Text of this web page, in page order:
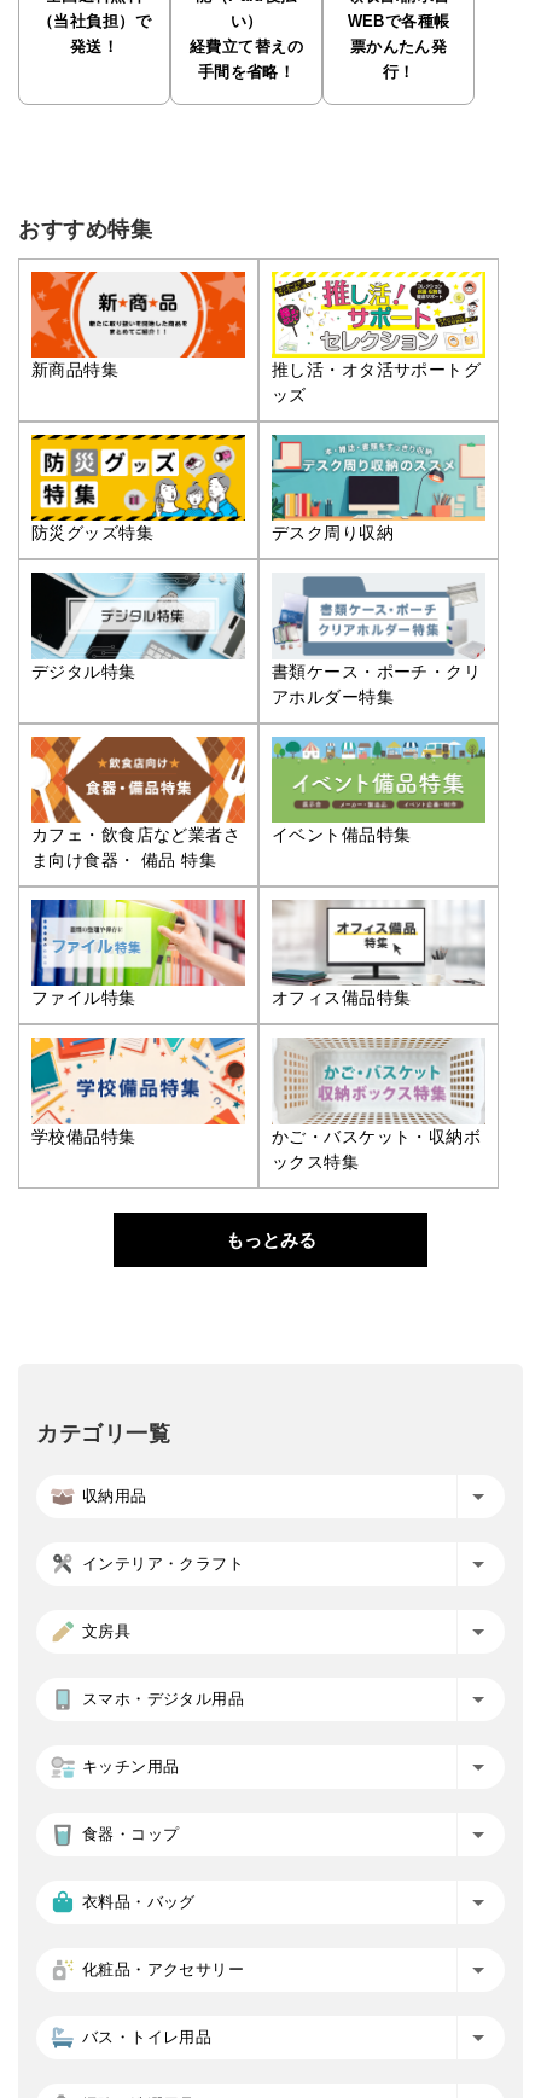
（当社負担）で
発送！
い）
経費立て替えの
手間を省略！
WEBで各種帳
票かんたん発
行！
おすすめ特集
新商品特集
推し活・オタ活サポートグ
ッズ
防災グッズ特集 デスク周り収納
デジタル特集
書類ケース・ポーチ・クリ
アホルダー特集
カフェ・飲食店など業者さ
ま向け食器・ 備品 特集
イベント備品特集
ファイル特集 オフィス備品特集
学校備品特集
かご・バスケット・収納ボ
ックス特集
もっとみる
カテゴリ一覧
収納用品
インテリア・クラフト
文房具
スマホ・デジタル用品
キッチン用品
食器・コップ
衣料品・バッグ
化粧品・アクセサリー
バス・トイレ用品